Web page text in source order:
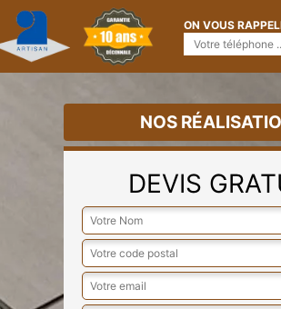
ON VOUS
NOS
DEVIS